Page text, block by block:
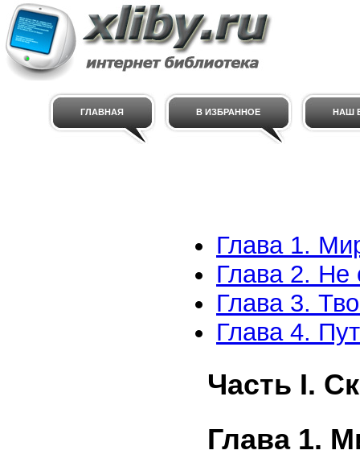
ГЛАВНАЯ В ИЗБРАННОЕ НАШ
Глава 1.
Глава 2. Не
Глава 3.
Глава 4.
Часть I.
Глава 1.